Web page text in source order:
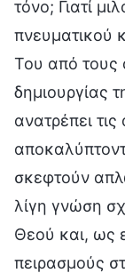
τόνο; Γιατί
πνευματικού
Του από τους
δημιουργίας
ανατρέπει
σκεφτούν
λίγη γνώση
Θεού και, ως
πειρασμούς